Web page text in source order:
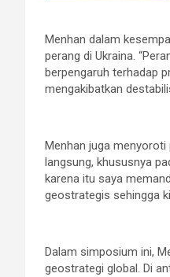
Menhan dalam
perang di Ukraina.
berpengaruh terhadap
mengakibatkan
Menhan juga menyoroti
langsung, khususnya
karena itu saya
geostrategis sehingga
Dalam simposium ini,
geostrategi global. Di